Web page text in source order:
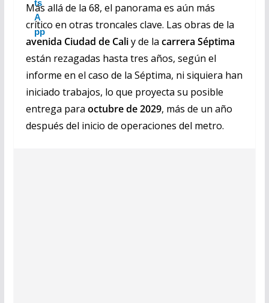
Más allá de la 68, el panorama es aún más
crítico en otras troncales clave. Las obras de la
avenida Ciudad de Caliy de la carrera Séptima
están rezagadas hasta tres años, según el
informe en el caso de la Séptima, ni siquiera han
iniciado trabajos, lo que proyecta su posible
entrega para octubre de 2029, más de un año
después del inicio de operaciones del metro.